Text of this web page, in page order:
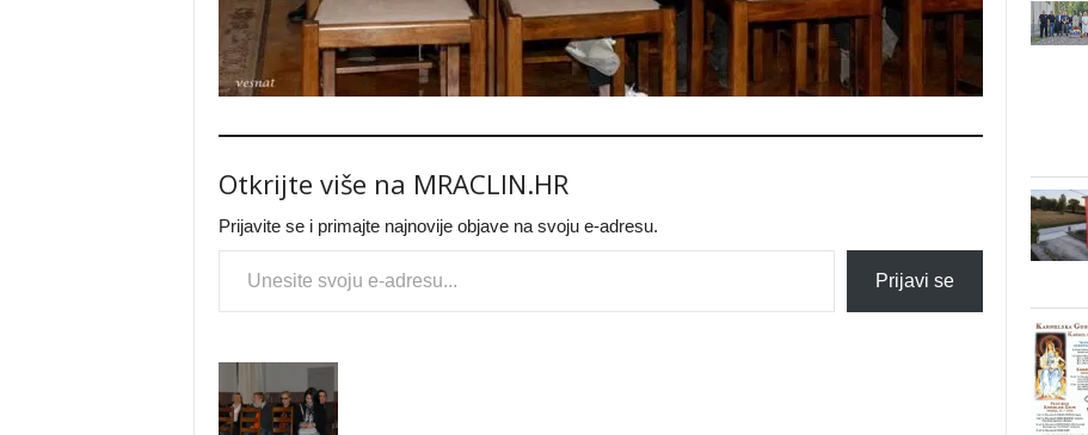
Otkrijte više na MRACLIN.HR
Prijavite se i primajte najnovije objave na svoju e-adresu.
Type your email…
Prijavi se